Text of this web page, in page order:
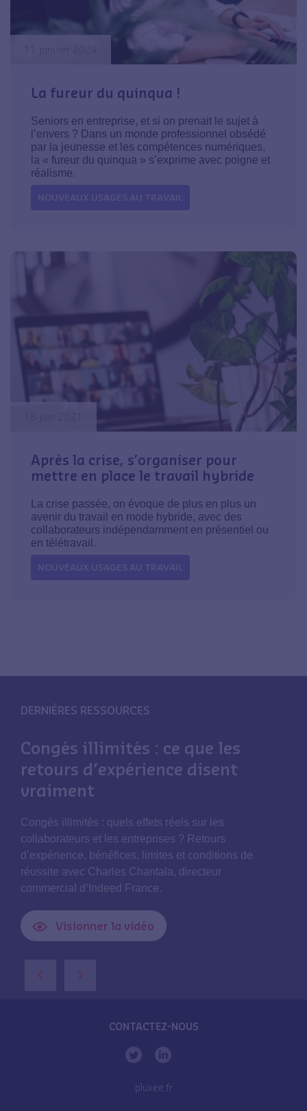
La fureur du quinqua !
Seniors en entreprise, et si on prenait le sujet à
l’envers ? Dans un monde professionnel obsédé
par la jeunesse et les compétences numériques,
la « fureur du quinqua » s’exprime avec poigne et
réalisme.
NOUVEAUX USAGES AU TRAVAIL
Après la crise, s’organiser pour
mettre en place le travail hybride
La crise passée, on évoque de plus en plus un
avenir du travail en mode hybride, avec des
collaborateurs indépendamment en présentiel ou
en télétravail.
NOUVEAUX USAGES AU TRAVAIL
DERNIÈRES RESSOURCES
Congés illimités : ce que les
retours d’expérience disent
vraiment
Congés illimités : quels effets réels sur les
collaborateurs et les entreprises ? Retours
d’expérience, bénéfices, limites et conditions de
réussite avec Charles Chantala, directeur
commercial d’Indeed France.
Visionner la vidéo
‹ ›
CONTACTEZ-NOUS
pluxee.fr